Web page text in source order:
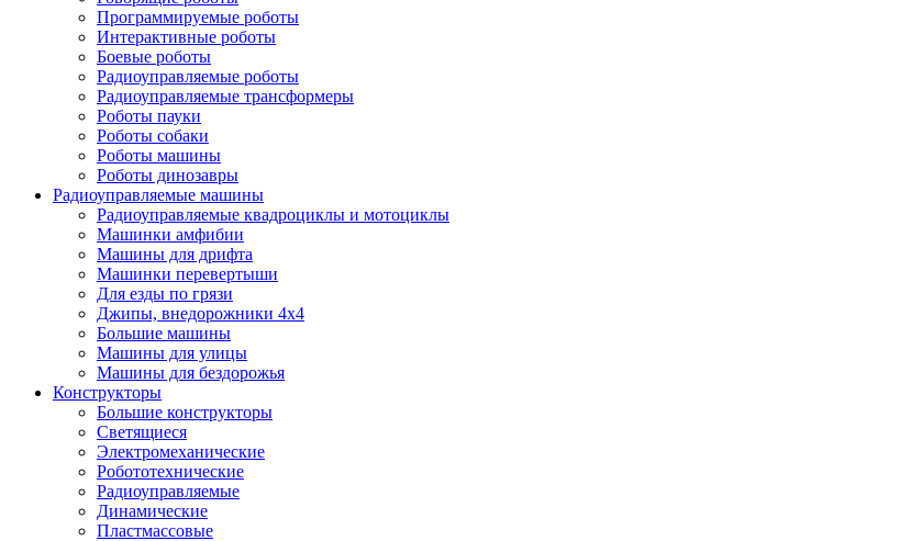
Программируемые роботы
Интерактивные роботы
Боевые роботы
Радиоуправляемые роботы
Радиоуправляемые трансформеры
Роботы пауки
Роботы собаки
Роботы машины
Роботы динозавры
Радиоуправляемые машины
Радиоуправляемые квадроциклы и мотоциклы
Машинки амфибии
Машины для дрифта
Машинки перевертыши
Для езды по грязи
Джипы, внедорожники 4x4
Большие машины
Машины для улицы
Машины для бездорожья
Конструкторы
Большие конструкторы
Светящиеся
Электромеханические
Робототехнические
Радиоуправляемые
Динамические
Пластмассовые